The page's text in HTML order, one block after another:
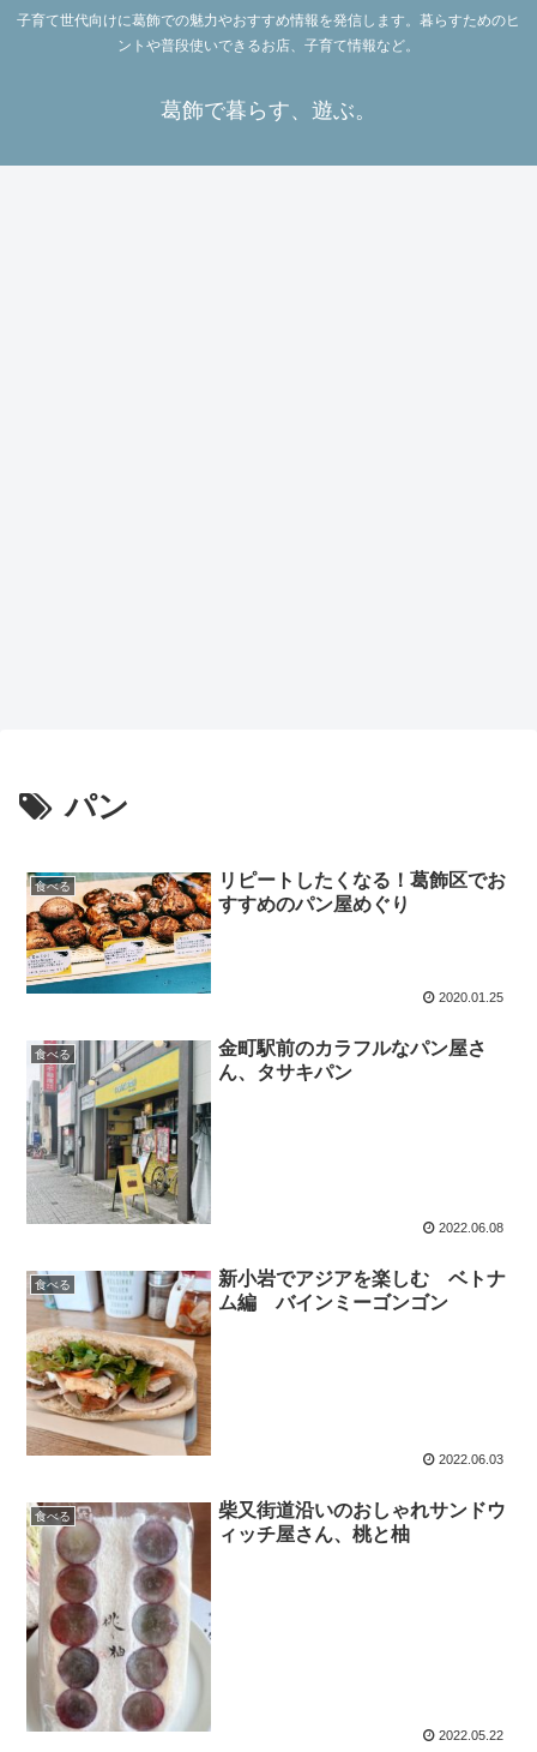
子育て世代向けに葛飾での魅力やおすすめ情報を発信します。暮らすためのヒ
ントや普段使いできるお店、子育て情報など。
葛飾で暮らす、遊ぶ。
パン
食べる
リピートしたくなる！葛飾区でお
すすめのパン屋めぐり
2020.01.25
食べる
金町駅前のカラフルなパン屋さ
ん、タサキパン
2022.06.08
食べる
新小岩でアジアを楽しむ ベトナ
ム編 バインミーゴンゴン
2022.06.03
食べる
柴又街道沿いのおしゃれサンドウ
ィッチ屋さん、桃と柚
2022.05.22